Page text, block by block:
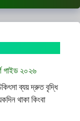
গাইড ২০২৬
ব্যয় দ্রুত বৃদ্ধি
থাকা কিংবা